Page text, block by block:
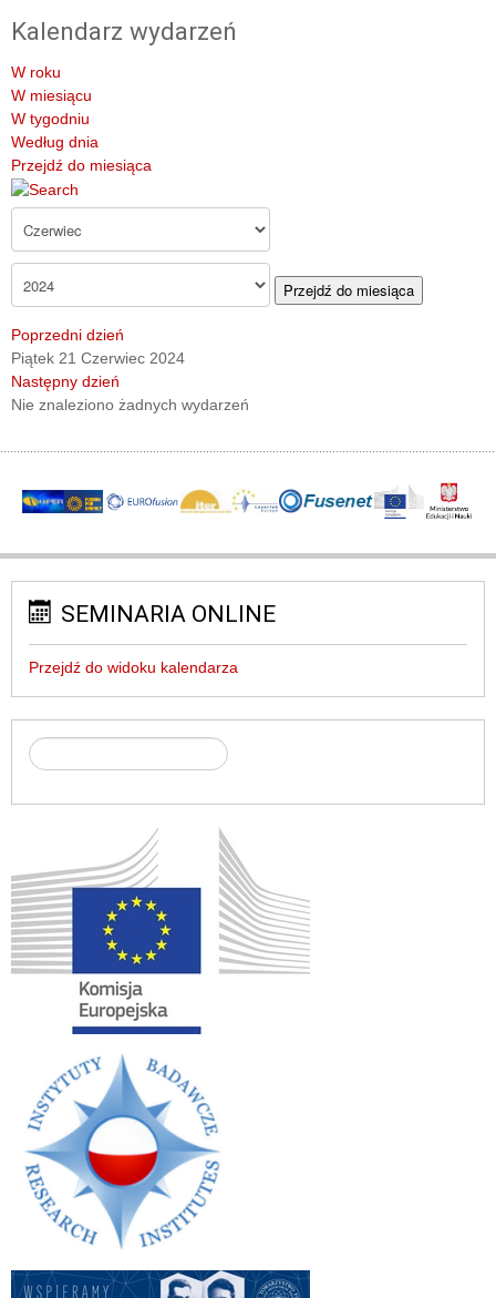
Kalendarz wydarzeń
W roku
W miesiącu
W tygodniu
Według dnia
Przejdź do miesiąca
Przejdź do miesiąca
Poprzedni dzień
Piątek 21 Czerwiec 2024
Następny dzień
Nie znaleziono żadnych wydarzeń
SEMINARIA ONLINE
Przejdź do widoku kalendarza